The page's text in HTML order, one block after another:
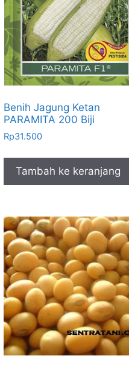
Benih Jagung Ketan
PARAMITA 200 Biji
Rp31.500
Tambah ke keranjang